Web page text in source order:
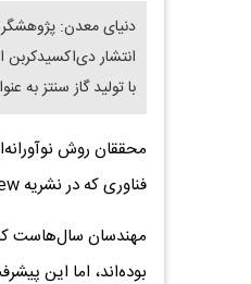
دنیای معدن:
با تولید گاز سنتز به
محققان روش
فناوری که در نشریه National Science Review منتشر شده، از ضایعات فولاد به عنوان کاتالیزور استفاده می‌کند.
مهندسان سال‌هاست که